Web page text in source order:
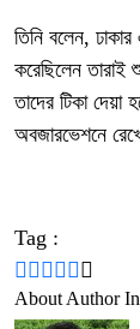
তিনি বলেন,
করেছিলেন তারাই
তাদের টিকা দেয়া
অবজারভেশনে
Tag :
About Author